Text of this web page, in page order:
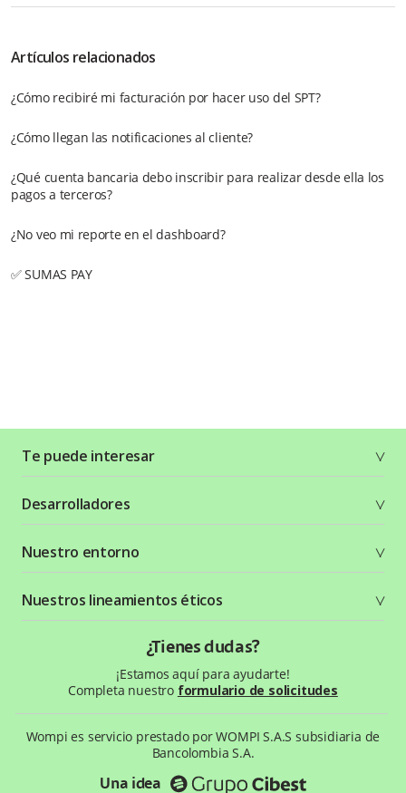
Artículos relacionados
¿Cómo recibiré mi facturación por hacer uso del SPT?
¿Cómo llegan las notificaciones al cliente?
¿Qué cuenta bancaria debo inscribir para realizar desde ella los
pagos a terceros?
¿No veo mi reporte en el dashboard?
✅ SUMAS PAY
Te puede interesar
Planes y tarifas
Crea tu cuenta
Seguridad
Términos y condiciones
Política de privacidad
Desarrolladores
Recursos gráficos
Status Page
Nuestro entorno
¿Qué es Wompi?
Wiki Wompi
Preguntas frecuentes
Nuestros lineamientos éticos
¿Tienes dudas?
¡Estamos aquí para ayudarte!
Completa nuestro formulario de solicitudes
Wompi es servicio prestado por WOMPI S.A.S subsidiaria de
Bancolombia S.A.
Una idea